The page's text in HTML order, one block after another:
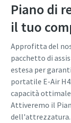
Piano di
il tuo
Approfitta del
pacchetto di
estesa per
portatile E-Air
capacità
Attiveremo il